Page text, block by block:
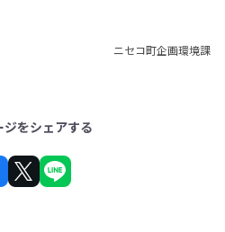
ニセコ町企画環境課
ジをシェアする